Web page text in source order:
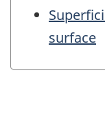
surface